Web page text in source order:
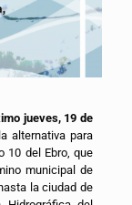
jueves, 19 de
alternativa para
10 del Ebro, que
municipal de
la ciudad de